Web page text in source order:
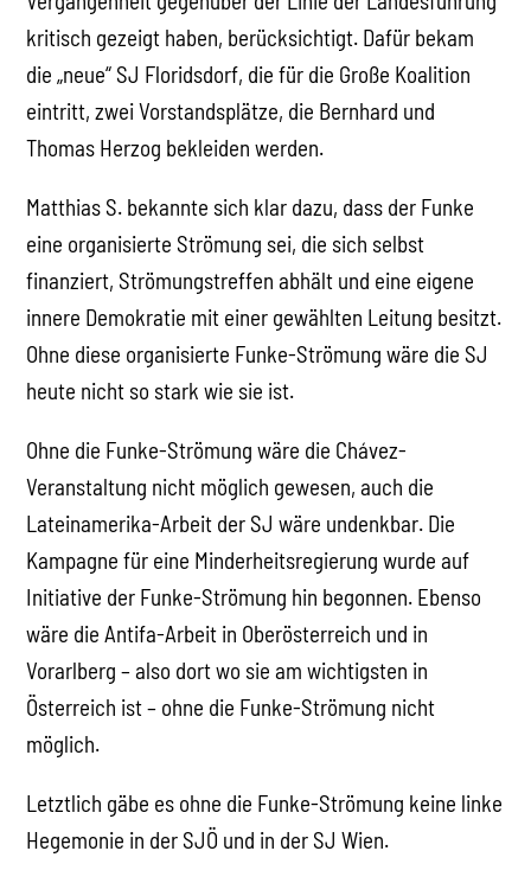
kritisch gezeigt haben, berücksichtigt. Dafür bekam
die „neue“ SJ Floridsdorf, die für die Große Koalition
eintritt, zwei Vorstandsplätze, die Bernhard und
Thomas Herzog bekleiden werden.
Matthias S. bekannte sich klar dazu, dass der Funke
eine organisierte Strömung sei, die sich selbst
finanziert, Strömungstreffen abhält und eine eigene
innere Demokratie mit einer gewählten Leitung besitzt.
Ohne diese organisierte Funke-Strömung wäre die SJ
heute nicht so stark wie sie ist.
Ohne die Funke-Strömung wäre die Chávez-
Veranstaltung nicht möglich gewesen, auch die
Lateinamerika-Arbeit der SJ wäre undenkbar. Die
Kampagne für eine Minderheitsregierung wurde auf
Initiative der Funke-Strömung hin begonnen. Ebenso
wäre die Antifa-Arbeit in Oberösterreich und in
Vorarlberg – also dort wo sie am wichtigsten in
Österreich ist – ohne die Funke-Strömung nicht
möglich.
Letztlich gäbe es ohne die Funke-Strömung keine linke
Hegemonie in der SJÖ und in der SJ Wien.